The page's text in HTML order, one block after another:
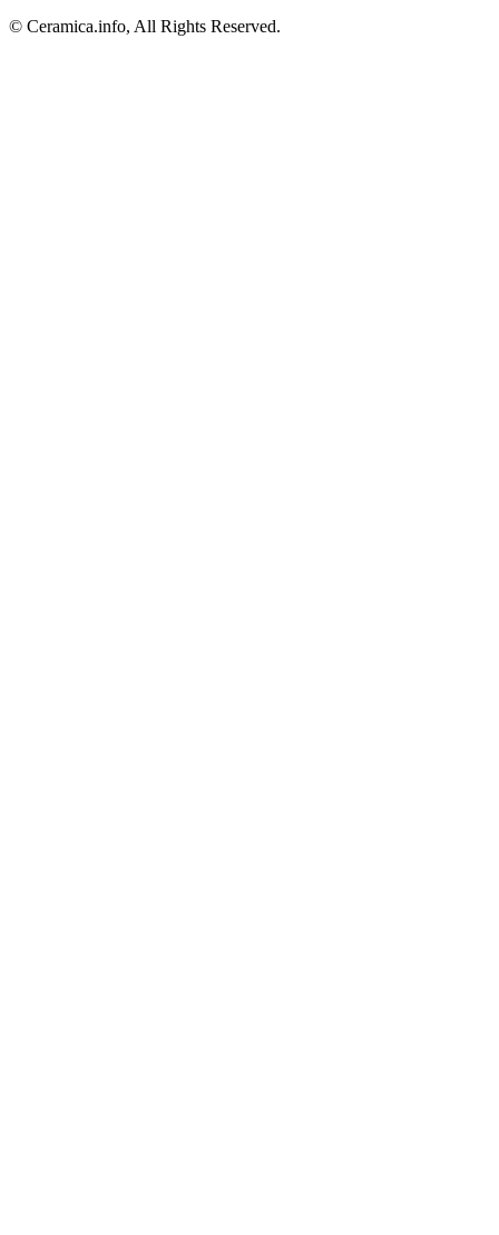
© Ceramica.info, All Rights Reserved.